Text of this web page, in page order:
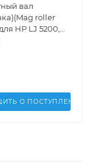
вал
roller
HP LJ 5200,
(Q7516)(DV
О ПОСТУПЛЕНИИ